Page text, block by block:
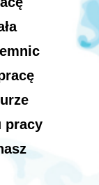
pracy